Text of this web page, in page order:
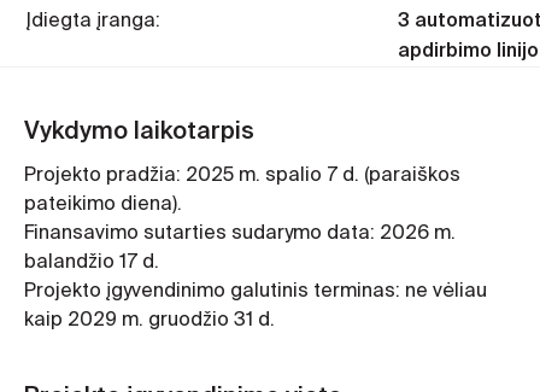
Įdiegta įranga:
3
apdirbimo
Vykdymo laikotarpis
Projekto pradžia: 2025 m. spalio 7 d. (paraiškos
pateikimo diena).
Finansavimo sutarties sudarymo data: 2026 m.
balandžio 17 d.
Projekto įgyvendinimo galutinis terminas: ne vėliau
kaip 2029 m. gruodžio 31 d.